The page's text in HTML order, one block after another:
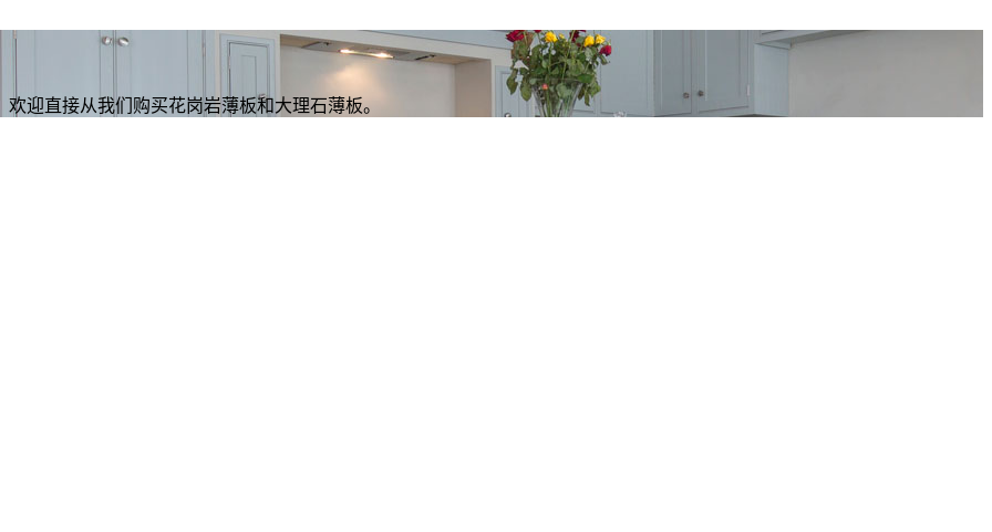
迎直接从我们购买花岗岩薄板和大理石薄板。